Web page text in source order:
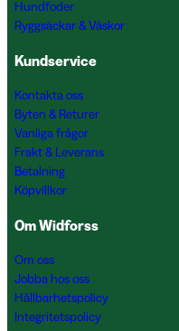
Hundfoder
Ryggsäckar & Väskor
Kundservice
Kontakta oss
Byten & Returer
Vanliga frågor
Frakt & Leverans
Betalning
Köpvillkor
Om Widforss
Om oss
Jobba hos oss
Hållbarhetspolicy
Integritetspolicy